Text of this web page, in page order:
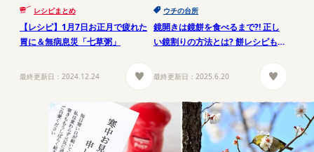
レシピまとめ
【レシピ】1月7日お正月で疲れた
胃に＆無病息災「七草粥」
最終更新日： 2024.12.24
ウチの台所
鏡開きは鏡餅を食べるまで?! 正し
い鏡割りの方法とは? 餅レシピもご
最終更新日： 2025.6.20